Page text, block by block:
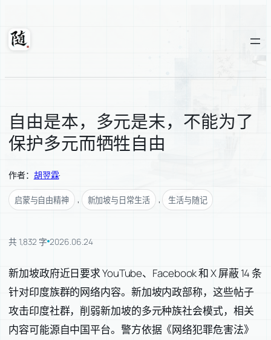
内
随轩
自由是本，多元是末，不能为了
保护多元而牺牲自由
作者： 胡翌霖·
启蒙与自由精神 , 新加坡与日常生活 , 生活与随记
共 1,832 字 2026.06.24
新加坡政府近日要求 YouTube、Facebook 和 X 屏蔽 14 条
针对印度族群的网络内容。新加坡内政部称，这些帖子
攻击印度社群，削弱新加坡的多元种族社会模式，相关
内容可能源自中国平台。警方依据《网络犯罪危害法》